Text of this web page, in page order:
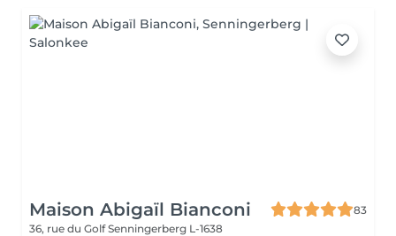
Maison Abigaïl Bianconi
83
36, rue du GolfSenningerberg L-1638